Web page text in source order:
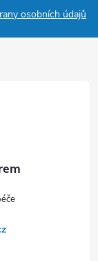
osobních údajů